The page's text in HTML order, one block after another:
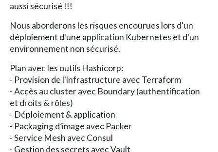
aussi sécurisé !!!
Nous aborderons les risques encourues lors d'un
déploiement d'une application Kubernetes et d'un
environnement non sécurisé.
Plan avec les outils Hashicorp:
- Provision de l'infrastructure avec Terraform
- Accès au cluster avec Boundary (authentification
et droits & rôles)
- Déploiement & application
- Packaging d’image avec Packer
- Service Mesh avec Consul
- Gestion des secrets avec Vault